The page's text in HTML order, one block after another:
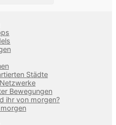
Städte
Bewegungen
ihr von morgen?